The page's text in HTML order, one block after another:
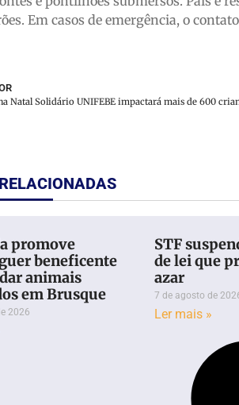
Em casos de emergência, o
promove
beneficente
animais
em Brusque
2026
STF
de lei que
azar
7 de agosto de
Ler mais »